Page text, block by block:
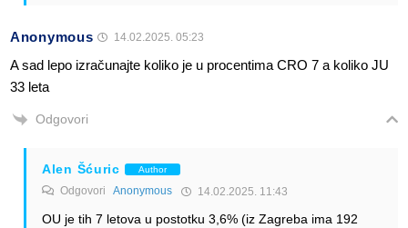
Anonymous 14.02.2025. 05:23
A sad lepo izračunajte koliko je u procentima CRO 7 a koliko JU
33 leta
Odgovori
Alen Šćuric Author
Odgovori Anonymous 14.02.2025. 11:43
OU je tih 7 letova u postotku 3,6% (iz Zagreba ima 192